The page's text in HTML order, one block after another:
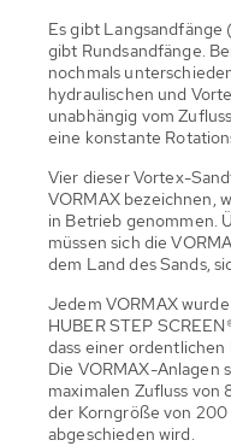
Es gibt
gibt Rundsandfänge.
nochmals
hydraulischen und
unabhängig vom
eine konstante
Vier dieser Vortex-
VORMAX bezeichnen,
in Betrieb genommen.
müssen sich die
dem Land des Sands,
Jedem VORMAX
HUBER STEP
dass einer
Die VORMAX-Anlagen
maximalen Zufluss von
der Korngröße von
abgeschieden wird.